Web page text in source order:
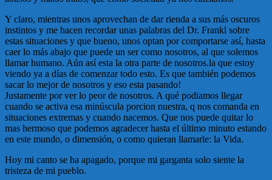
Y claro, mientras unos aprovechan de dar rienda a sus más oscuros
instintos y me hacen recordar unas palabras del Dr. Frankl sobre
estas situaciones y que bueno, unos optan por comportarse así, hasta
caer lo más abajo que puede un ser como nosotros, al que solemos
llamar humano. Aún así esta la otra parte de nosotros.la que estoy
viendo ya a días de comenzar todo esto. Es que también podemos
sacar lo mejor de nosotros y eso esta pasando!
Justamente por ver lo peor de nosotros. A qué podiamos llegar
cuando se activa esa minúscula porcion nuestra, q nos comanda en
situaciones extremas y cuando nacemos. Que nos puede quitar lo
mas hermoso que podemos agradecer hasta el último minuto estando
en este mundo, o dimensión, o como quieran llamarle: la Vida.
Hoy mi canto se ha apagado, porque mi garganta solo siente la
tristeza de mi pueblo.